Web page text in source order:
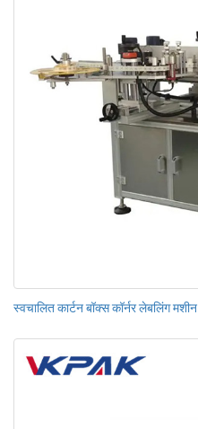
स्वचालित कार्टन बॉक्स कॉर्नर लेबलिंग मशीन